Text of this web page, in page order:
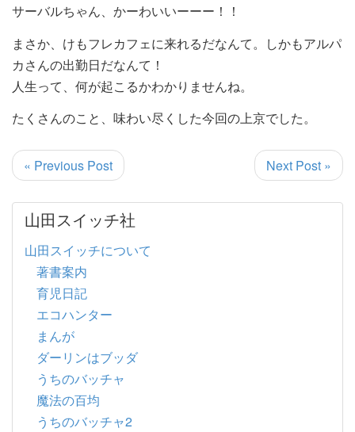
サーバルちゃん、かーわいいーーー！！
まさか、けもフレカフェに来れるだなんて。しかもアルパ
カさんの出勤日だなんて！
人生って、何が起こるかわかりませんね。
たくさんのこと、味わい尽くした今回の上京でした。
« Previous Post Next Post »
山田スイッチ社
山田スイッチについて
著書案内
育児日記
エコハンター
まんが
ダーリンはブッダ
うちのバッチャ
魔法の百均
うちのバッチャ2